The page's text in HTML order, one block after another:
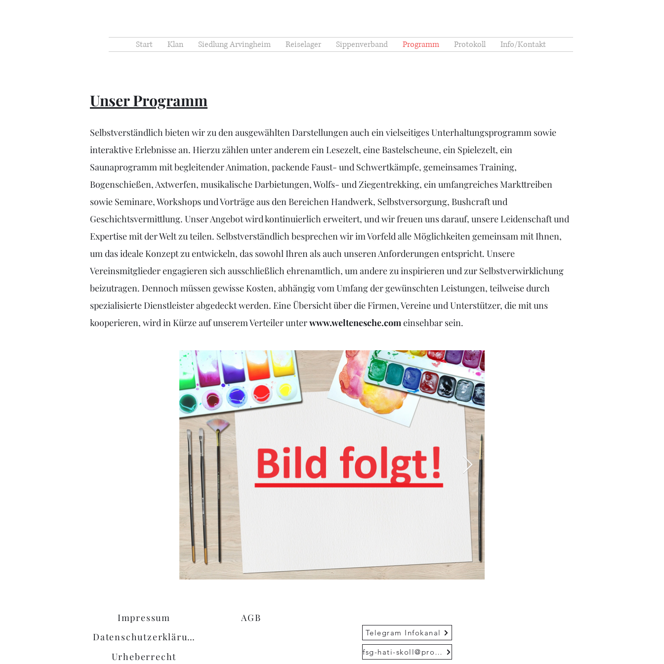
Start Klan Siedlung Arvingheim Reiselager Sippenverband Programm Protokoll Info/Kontakt
Unser Programm
Selbstverständlich bieten wir zu den ausgewählten Darstellungen auch ein vielseitiges Unterhaltungsprogramm sowie
interaktive Erlebnisse an. Hierzu zählen unter anderem ein Lesezelt, eine Bastelscheune, ein Spielezelt, ein
Saunaprogramm mit begleitender Animation, packende Faust- und Schwertkämpfe, gemeinsames Training,
Bogenschießen, Axtwerfen, musikalische Darbietungen, Wolfs- und Ziegentrekking, ein umfangreiches Markttreiben
sowie Seminare, Workshops und Vorträge aus den Bereichen Handwerk, Selbstversorgung, Bushcraft und
Geschichtsvermittlung. Unser Angebot wird kontinuierlich erweitert, und wir freuen uns darauf, unsere Leidenschaft und
Expertise mit der Welt zu teilen. Selbstverständlich besprechen wir im Vorfeld alle Möglichkeiten gemeinsam mit Ihnen,
um das ideale Konzept zu entwickeln, das sowohl Ihren als auch unseren Anforderungen entspricht. Unsere
Vereinsmitglieder engagieren sich ausschließlich ehrenamtlich, um andere zu inspirieren und zur Selbstverwirklichung
beizutragen. Dennoch müssen gewisse Kosten, abhängig vom Umfang der gewünschten Leistungen, teilweise durch
spezialisierte Dienstleister abgedeckt werden. Eine Übersicht über die Firmen, Vereine und Unterstützer, die mit uns
kooperieren, wird in Kürze auf unserem Verteiler unterwww.weltenesche.comeinsehbar sein.
Impressum
AGB
Datenschutzerklärung
Urheberrecht
Telegram Infokanal
fsg-hati-skoll@proton.me